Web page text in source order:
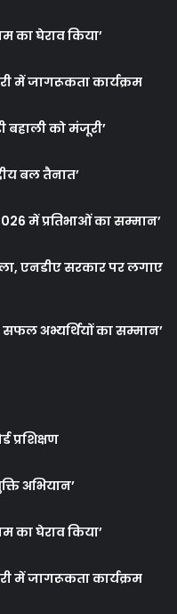
का घेराव किया’
में जागरूकता कार्यक्रम
बहाली को मंजूरी’
बल तैनात’
में प्रतिभाओं का सम्मान’
एनडीए सरकार पर लगाए
अभ्यर्थियों का सम्मान’
प्रशिक्षण
अभियान’
का घेराव किया’
में जागरूकता कार्यक्रम